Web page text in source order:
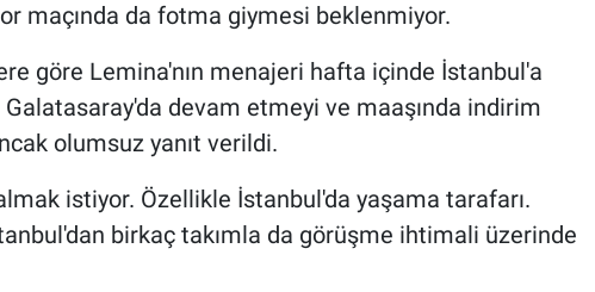
maçında da fotma giymesi beklenmiyor.
göre Lemina'nın menajeri hafta içinde İstanbul'a
devam etmeyi ve maaşında indirim
olumsuz yanıt verildi.
istiyor. Özellikle İstanbul'da yaşama tarafarı.
birkaç takımla da görüşme ihtimali üzerinde